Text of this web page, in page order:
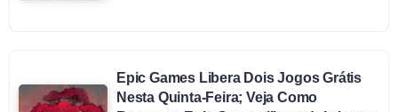
Epic Games Libera Dois Jogos Grátis
Nesta Quinta-Feira; Veja Como